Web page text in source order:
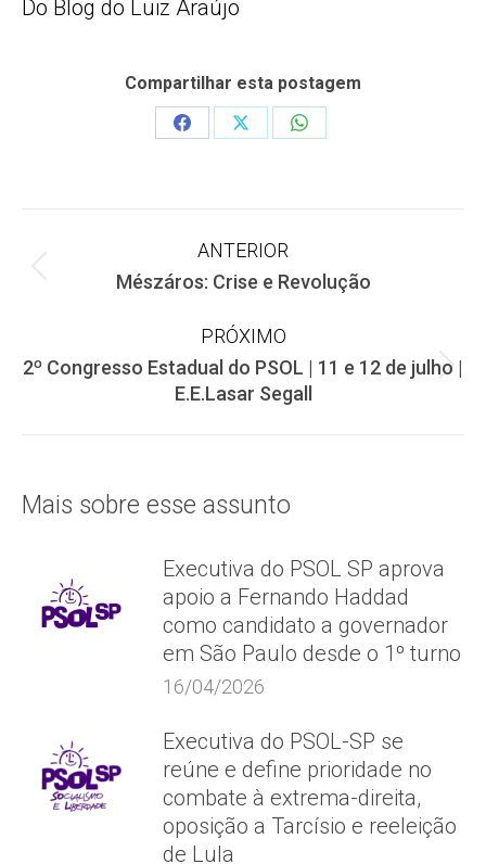
Do Blog do Luiz Araújo
Compartilhar esta postagem
Share
Share
Share
Navegação
post:
ANTERIOR
Post
Mészáros: Crise e Revolução
PRÓXIMO
Próximo
post:
2º Congresso Estadual do PSOL | 11 e 12 de julho |
E.E.Lasar Segall
Mais sobre esse assunto
Executiva do PSOL SP aprova
apoio a Fernando Haddad
como candidato a governador
em São Paulo desde o 1º turno
16/04/2026
Executiva do PSOL-SP se
reúne e define prioridade no
combate à extrema-direita,
oposição a Tarcísio e reeleição
de Lula